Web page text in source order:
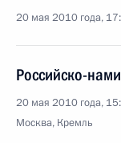
20 мая 2010 года,
Российско-
20 мая 2010 года,
Москва, Кремль